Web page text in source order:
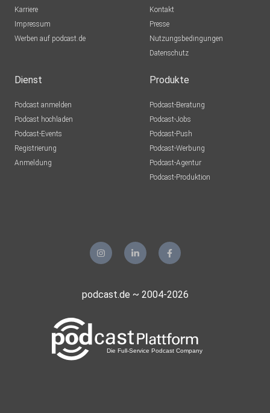
Karriere
Impressum
Werben auf podcast.de
Kontakt
Presse
Nutzungsbedingungen
Datenschutz
Dienst
Podcast anmelden
Podcast hochladen
Podcast-Events
Registrierung
Anmeldung
Produkte
Podcast-Beratung
Podcast-Jobs
Podcast-Push
Podcast-Werbung
Podcast-Agentur
Podcast-Produktion
podcast.de ~ 2004-2026